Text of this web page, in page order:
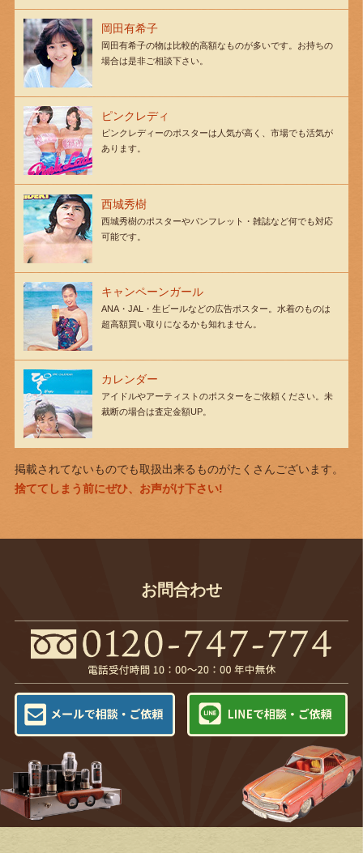
岡田有希子
岡田有希子の物は比較的高額なものが多いです。お持ちの
場合は是非ご相談下さい。
ピンクレディ
ピンクレディーのポスターは人気が高く、市場でも活気が
あります。
西城秀樹
西城秀樹のポスターやパンフレット・雑誌など何でも対応
可能です。
キャンペーンガール
ANA・JAL・生ビールなどの広告ポスター。水着のものは
超高額買い取りになるかも知れません。
カレンダー
アイドルやアーティストのポスターをご依頼ください。未
裁断の場合は査定金額UP。
掲載されてないものでも取扱出来るものがたくさんございます。
捨ててしまう前にぜひ、お声がけ下さい!
お問合わせ